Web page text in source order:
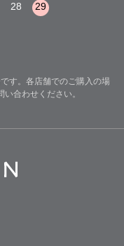
28
29
す。各店舗でのご購入の場
合わせください。